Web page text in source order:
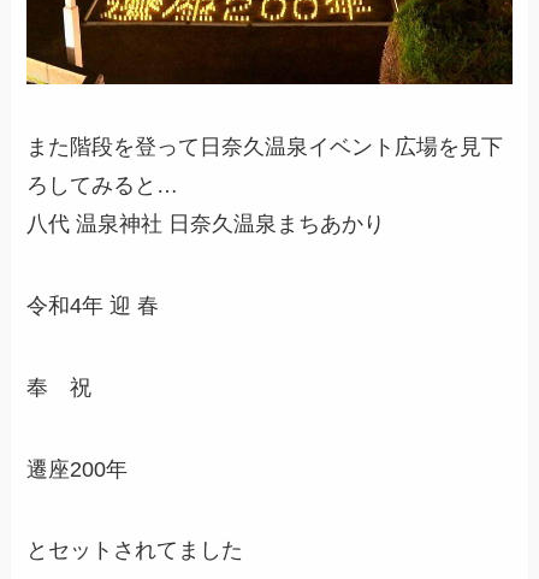
また階段を登って日奈久温泉イベント広場を見下
ろしてみると…
八代 温泉神社 日奈久温泉まちあかり
令和4年 迎 春
奉 祝
遷座200年
とセットされてました